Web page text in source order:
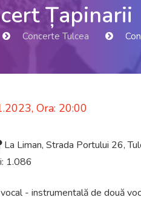
Țapinarii
Concerte Tulcea
Ora: 20:00
La Liman, Strada Portului 26,
1.086
- instrumentală de două